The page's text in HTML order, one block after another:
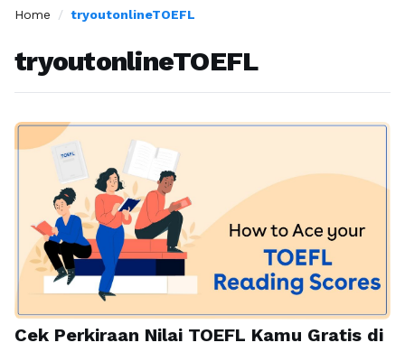
Home / tryoutonlineTOEFL
tryoutonlineTOEFL
Cek Perkiraan Nilai TOEFL Kamu Gratis di